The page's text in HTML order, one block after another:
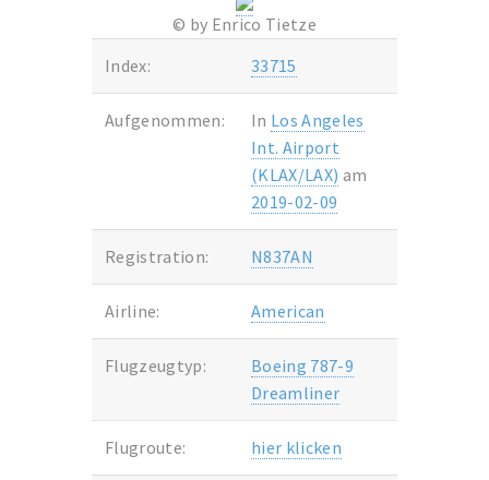
© by Enrico Tietze
Index:
33715
Aufgenommen: In Los Angeles
Int. Airport
(KLAX/LAX) am
2019-02-09
Registration: N837AN
Airline: American
Flugzeugtyp:
Boeing 787-9
Dreamliner
Flugroute: hier klicken